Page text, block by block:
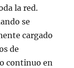
la red.
se
cargado
de
continuo en